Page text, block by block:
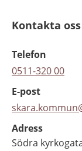
Kontakta oss
Telefon
0511-320 00
E-post
Adress
Södra